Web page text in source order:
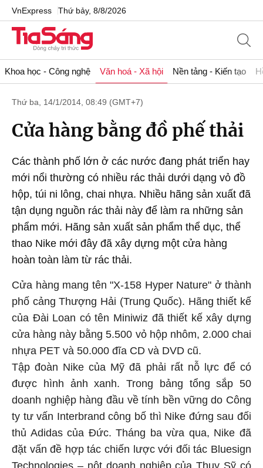
VnExpress Thứ bảy, 8/8/2026
Khoa học - Công nghệ Văn hoá - Xã hội Nền tảng - Kiến tạo
Thứ ba, 14/1/2014, 08:49 (GMT+7)
Cửa hàng bằng đồ phế thải
Các thành phố lớn ở các nước đang phát triển hay
mới nổi thường có nhiều rác thải dưới dạng vỏ đồ
hộp, túi ni lông, chai nhựa. Nhiều hãng sản xuất đã
tận dụng nguồn rác thải này để làm ra những sản
phẩm mới. Hãng sản xuất sản phẩm thể dục, thể
thao Nike mới đây đã xây dựng một cửa hàng
hoàn toàn làm từ rác thải.
Cửa hàng mang tên "X-158 Hyper Nature" ở thành
phố cảng Thượng Hải (Trung Quốc). Hãng thiết kế
của Đài Loan có tên Miniwiz đã thiết kế xây dựng
cửa hàng này bằng 5.500 vỏ hộp nhôm, 2.000 chai
nhựa PET và 50.000 đĩa CD và DVD cũ.
Tập đoàn Nike của Mỹ đã phải rất nỗ lực để có
được hình ảnh xanh. Trong bảng tổng sắp 50
doanh nghiệp hàng đầu về tính bền vững do Công
ty tư vấn Interbrand công bố thì Nike đứng sau đối
thủ Adidas của Đức. Tháng ba vừa qua, Nike đã
đặt vấn đề hợp tác chiến lược với đối tác Bluesign
Technologies – nột doanh nghiệp của Thụy Sỹ có